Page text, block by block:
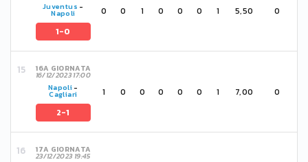
Juventus -
Napoli
1-0
0 0 1 0 0 0 1 5,50 0
16A GIORNATA
16/12/2023 17:00
Napoli -
Cagliari
2-1
1 0 0 0 0 0 1 7,00 0
17A GIORNATA
23/12/2023 19:45